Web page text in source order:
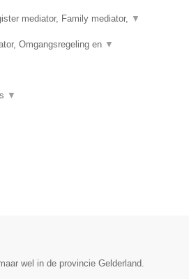
mediator, Family mediator, ▼
Omgangsregeling en ▼
▼
wel in de provincie Gelderland.